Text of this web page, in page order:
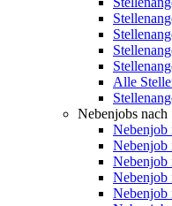
Alle
Nebenjobs nach
Nebenjob
Nebenjob
Nebenjob
Nebenjob
Nebenjob